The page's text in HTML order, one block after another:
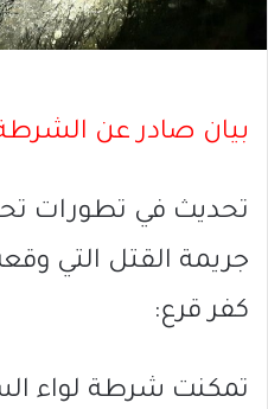
بيان صادر عن
تحديث في تطورات
جريمة القتل التي
كفر قرع:
تمكنت شرطة لواء